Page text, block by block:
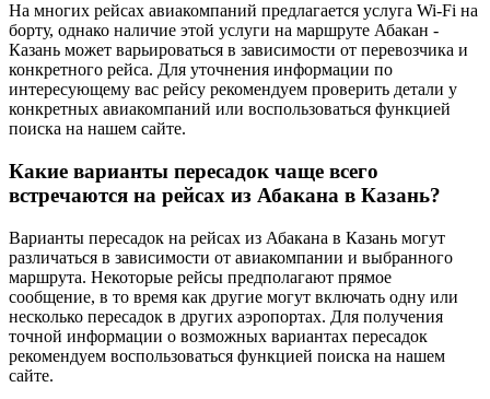
На многих рейсах авиакомпаний предлагается услуга Wi-Fi на
борту, однако наличие этой услуги на маршруте Абакан -
Казань может варьироваться в зависимости от перевозчика и
конкретного рейса. Для уточнения информации по
интересующему вас рейсу рекомендуем проверить детали у
конкретных авиакомпаний или воспользоваться функцией
поиска на нашем сайте.
Какие варианты пересадок чаще всего
встречаются на рейсах из Абакана в Казань?
Варианты пересадок на рейсах из Абакана в Казань могут
различаться в зависимости от авиакомпании и выбранного
маршрута. Некоторые рейсы предполагают прямое
сообщение, в то время как другие могут включать одну или
несколько пересадок в других аэропортах. Для получения
точной информации о возможных вариантах пересадок
рекомендуем воспользоваться функцией поиска на нашем
сайте.